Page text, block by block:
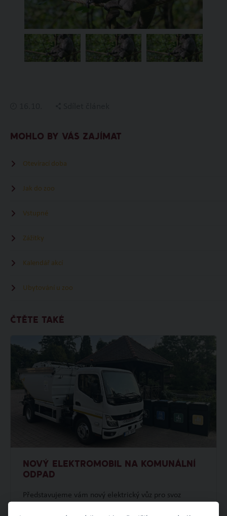
MOHLO BY VÁS ZAJÍMAT
Otevírací doba
Jak do zoo
Vstupné
Zážitky
Kalendář akcí
Ubytování u zoo
ČTĚTE TAKÉ
NOVÝ ELEKTROMOBIL NA KOMUNÁLNÍ
ODPAD
Představujeme vám nový elektrický vůz pro svoz